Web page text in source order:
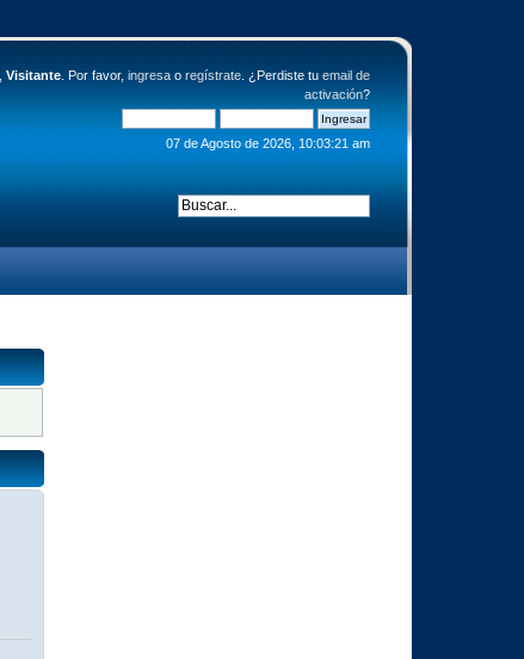
Visitante. Por favor, ingresao regístrate. ¿Perdiste tu email de
activación?
07 de Agosto de 2026, 10:03:21 am